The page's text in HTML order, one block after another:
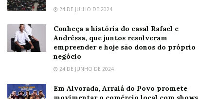
24 DE JULHO DE 2024
Conheça a história do casal Rafael e
Andrêssa, que juntos resolveram
empreender e hoje são donos do próprio
negócio
24 DE JUNHO DE 2024
Em Alvorada, Arraiá do Povo promete